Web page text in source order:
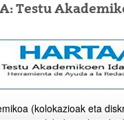
Testu
(kolokazioak eta